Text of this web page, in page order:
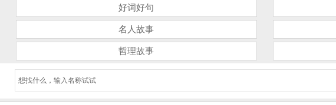
好词好句
名人故事
哲理故事